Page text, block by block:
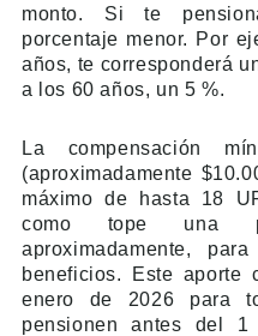
monto. Si te
porcentaje menor. Por
años, te corresponderá
a los 60 años, un 5 %.
La compensación
(aproximadamente
máximo de hasta 18
como tope una
aproximadamente,
beneficios. Este aporte
enero de 2026 para
pensionen antes del